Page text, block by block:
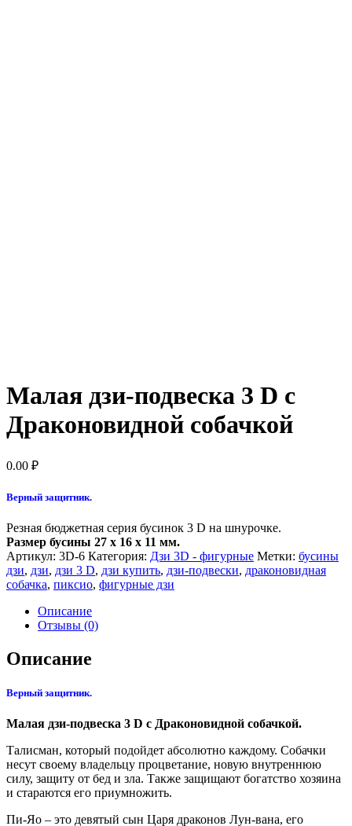
Малая дзи-подвеска 3 D с
Драконовидной собачкой
0.00 ₽
Верный защитник.
Резная бюджетная серия бусинок 3 D на шнурочке.
Размер бусины 27 x 16 x 11 мм.
Артикул: 3D-6 Категория: Дзи 3D - фигурные Метки: бусины
дзи, дзи, дзи 3 D, дзи купить, дзи-подвески, драконовидная
собачка, пиксио, фигурные дзи
Описание
Отзывы (0)
Описание
Верный защитник.
Малая дзи-подвеска 3 D с Драконовидной собачкой.
Талисман, который подойдет абсолютно каждому. Собачки
несут своему владельцу процветание, новую внутреннюю
силу, защиту от бед и зла. Также защищают богатство хозяина
и стараются его приумножить.
Пи-Яо – это девятый сын Царя драконов Лун-вана, его